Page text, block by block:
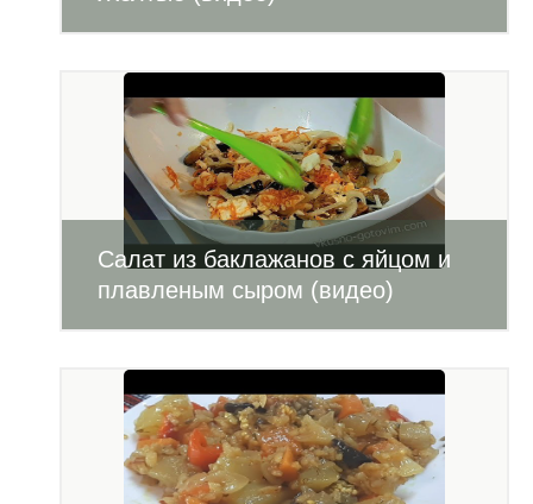
Салат из баклажанов с яйцом и
плавленым сыром (видео)